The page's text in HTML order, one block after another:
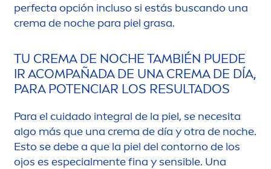
perfecta opción incluso si estás buscando una
crema de noche para piel grasa.
TU CREMA DE NOCHE TAMBIÉN PUEDE
IR ACOMPAÑADA DE UNA CREMA DE DÍA,
PARA POTENCIAR LOS RESULTADOS
Para el cuidado integral de la piel, se necesita
algo más que una crema de día y otra de noche.
Esto se debe a que la piel del contorno de los
ojos es especialmente fina y sensible. Una